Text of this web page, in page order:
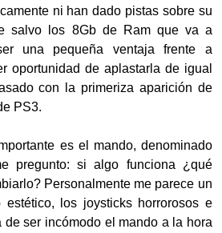
ni han dado pistas sobre su
salvo los 8Gb de Ram que va a
una pequeña ventaja frente a
oportunidad de aplastarla de igual
con la primeriza aparición de
PS3.
es el mando, denominado
pregunto: si algo funciona ¿qué
Personalmente me parece un
estético, los joysticks horrorosos e
de ser incómodo el mando a la hora